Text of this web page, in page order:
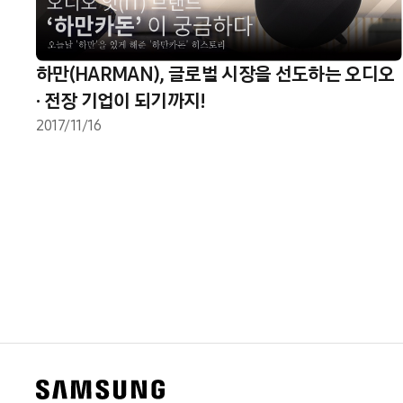
하만(HARMAN), 글로벌 시장을 선도하는 오디오
· 전장 기업이 되기까지!
2017/11/16